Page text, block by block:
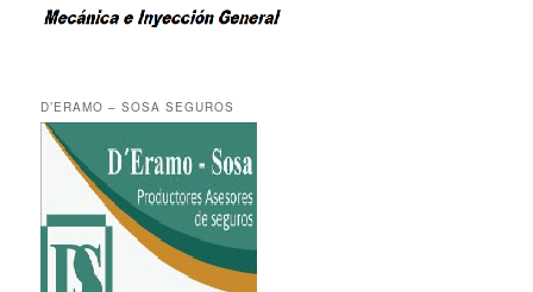
D’ERAMO – SOSA SEGUROS